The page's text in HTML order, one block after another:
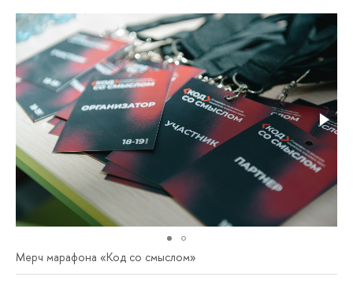
Мерч марафона «Код со смыслом»